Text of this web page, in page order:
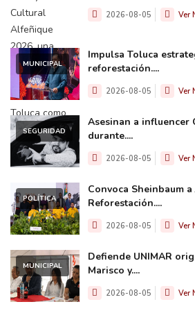
2026-08-05 Ver
MUNICIPAL
Impulsa Toluca
reforestación....
2026-08-05 Ver
SEGURIDAD
Asesinan a influencer
durante....
2026-08-05 Ver
POLÍTICA
Convoca Sheinbaum
Reforestación....
2026-08-05 Ver
MUNICIPAL
Defiende UNIMAR
Marisco y....
2026-08-05 Ver